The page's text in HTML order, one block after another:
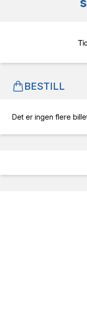
BESTILL
Det er ingen flere